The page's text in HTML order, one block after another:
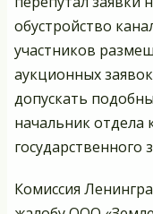
обустройство
участников
аукционных
допускать
начальник отдела
государственного
Комиссия